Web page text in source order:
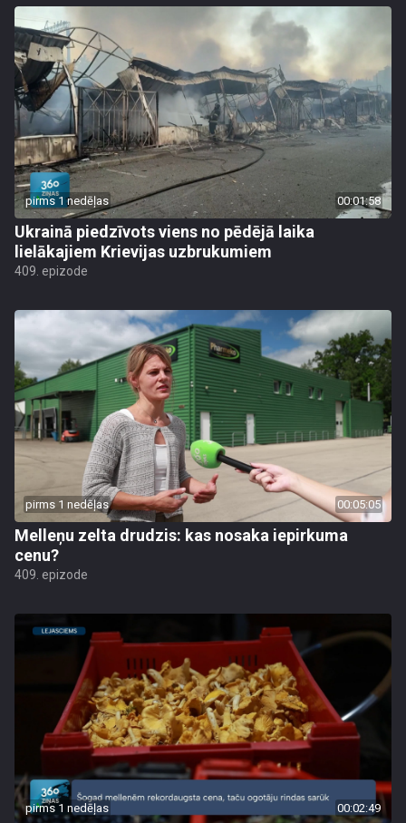
pirms 1 nedēļas 00:01:58
Ukrainā piedzīvots viens no pēdējā laika
lielākajiem Krievijas uzbrukumiem
409. epizode
pirms 1 nedēļas 00:05:05
Melleņu zelta drudzis: kas nosaka iepirkuma
cenu?
409. epizode
pirms 1 nedēļas 00:02:49